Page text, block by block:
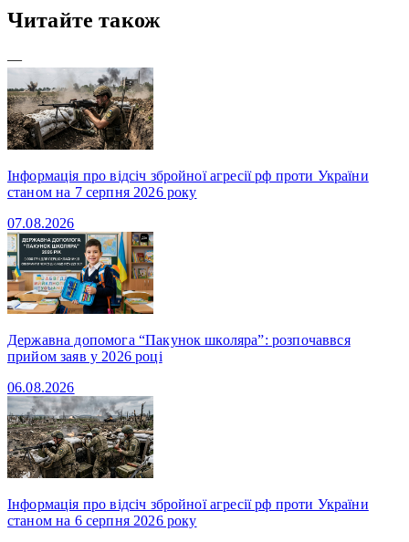
Читайте також
—
Інформація про відсіч збройної агресії рф проти України
станом на 7 серпня 2026 року
07.08.2026
Державна допомога “Пакунок школяра”: розпочаввся
прийом заяв у 2026 році
06.08.2026
Інформація про відсіч збройної агресії рф проти України
станом на 6 серпня 2026 року